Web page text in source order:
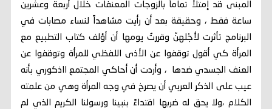
المبنى قد إمتلأ تماماً بالزوجات المعنفات خلال أربعة وعشرين
ساعة فقط ، وحقيقة بعد أن رأيت مشاهداً لنساء مصابات في
البرنامج تأثرت لأجْلهنّ وقررتُ يومها أن أؤلف كتاب التطبيع مع
المرأة كي أقول توقفوا عن الأذى اللفظي للمرأة وتوقفوا عن
العنف الجسدي ضدها ، وأردت أن أحاكي المجتمع ااذكوري بأنه
عيب على الذكر العربي أن يصرخ في وجه المرأة وهي من علمته
الكلام ،ولا يحق له ضربها اقتداءً بنبينا ورسولنا الكريم الذي لم